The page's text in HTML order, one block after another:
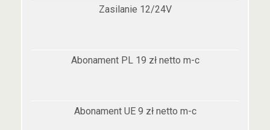
Zasilanie 12/24V
Abonament PL 19 zł netto m-c
Abonament UE 9 zł netto m-c